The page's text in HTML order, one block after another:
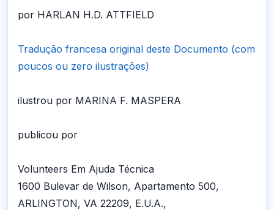
por HARLAN H.D. ATTFIELD
Tradução francesa original deste Documento (com
poucos ou zero ilustrações)
ilustrou por MARINA F. MASPERA
publicou por
Volunteers Em Ajuda Técnica
1600 Bulevar de Wilson, Apartamento 500,
ARLINGTON, VA 22209, E.U.A.,